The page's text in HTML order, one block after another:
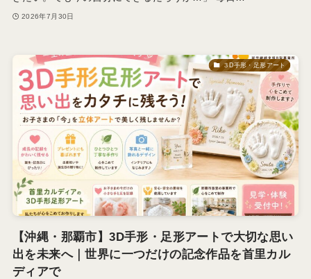
2026年7月30日
３D手形・足形アート
【沖縄・那覇市】3D手形・足形アートで大切な思い
出を未来へ｜世界に一つだけの記念作品を首里カル
ディアで